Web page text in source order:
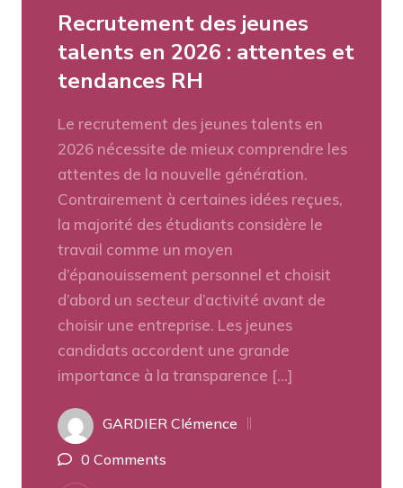
Recrutement des jeunes
talents en 2026 : attentes et
tendances RH
Le recrutement des jeunes talents en
2026 nécessite de mieux comprendre les
attentes de la nouvelle génération.
Contrairement à certaines idées reçues,
la majorité des étudiants considère le
travail comme un moyen
d’épanouissement personnel et choisit
d’abord un secteur d’activité avant de
choisir une entreprise. Les jeunes
candidats accordent une grande
importance à la transparence […]
GARDIER Clémence
0 Comments